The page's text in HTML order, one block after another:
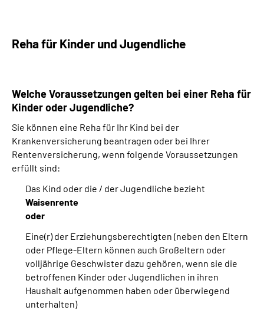
Reha für Kinder und Jugendliche
Welche Voraussetzungen gelten bei einer Reha für
Kinder oder Jugendliche?
Sie können eine Reha für Ihr Kind bei der
Krankenversicherung beantragen oder bei Ihrer
Rentenversicherung, wenn folgende Voraussetzungen
erfüllt sind:
Das Kind oder die / der Jugendliche bezieht
Waisenrente
oder
Eine(r) der Erziehungsberechtigten (neben den Eltern
oder Pflege-Eltern können auch Großeltern oder
volljährige Geschwister dazu gehören, wenn sie die
betroffenen Kinder oder Jugendlichen in ihren
Haushalt aufgenommen haben oder überwiegend
unterhalten)